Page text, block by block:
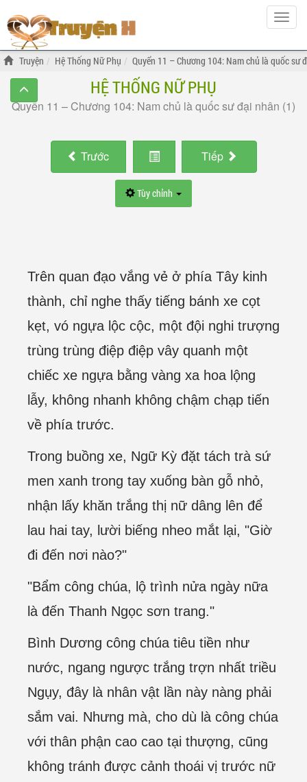
Hiện
menu
Truyện Hệ Thống Nữ Phụ Quyển 11 – Chương 104: Nam chủ là quốc sư
HỆ THỐNG NỮ PHỤ
Quyển 11 – Chương 104: Nam chủ là quốc sư đại nhân (1)
Trước Tiếp
Tùy chỉnh
Trên quan đạo vắng vẻ ở phía Tây kinh
thành, chỉ nghe thấy tiếng bánh xe cọt
kẹt, vó ngựa lộc cộc, một đội nghi trượng
trùng trùng điệp điệp vây quanh một
chiếc xe ngựa bằng vàng xa hoa lộng
lẫy, không nhanh không chậm chạp tiến
về phía trước.
Trong buồng xe, Ngữ Kỳ đặt tách trà sứ
men xanh trong tay xuống bàn gỗ nhỏ,
nhận lấy khăn trắng thị nữ dâng lên để
lau hai tay, lười biếng nheo mắt lại, "Giờ
đi đến nơi nào?"
"Bẩm công chúa, lộ trình nửa ngày nữa
là đến Thanh Ngọc sơn trang."
Bình Dương công chúa tiêu tiền như
nước, ngang ngược trắng trợn nhất triều
Ngụy, đây là nhân vật lần này nàng phải
sắm vai. Nhưng mà, cho dù là công chúa
với thân phận cao cao tại thượng, cũng
không tránh được cảnh thoái vị trước nữ